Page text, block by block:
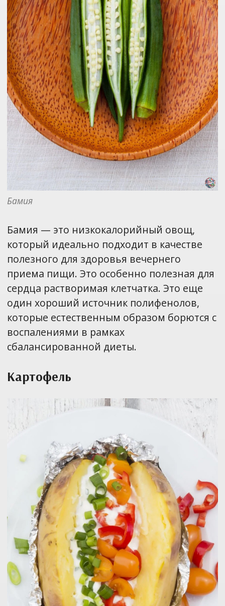
Бамия
Бамия — это низкокалорийный овощ,
который идеально подходит в качестве
полезного для здоровья вечернего
приема пищи. Это особенно полезная для
сердца растворимая клетчатка. Это еще
один хороший источник полифенолов,
которые естественным образом борются с
воспалениями в рамках
сбалансированной диеты.
Картофель